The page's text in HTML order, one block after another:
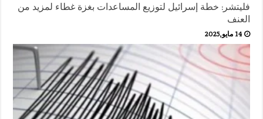
فليتشر: خطة إسرائيل لتوزيع المساعدات بغزة غطاء لمزيد من
العنف
14 مايو,2025